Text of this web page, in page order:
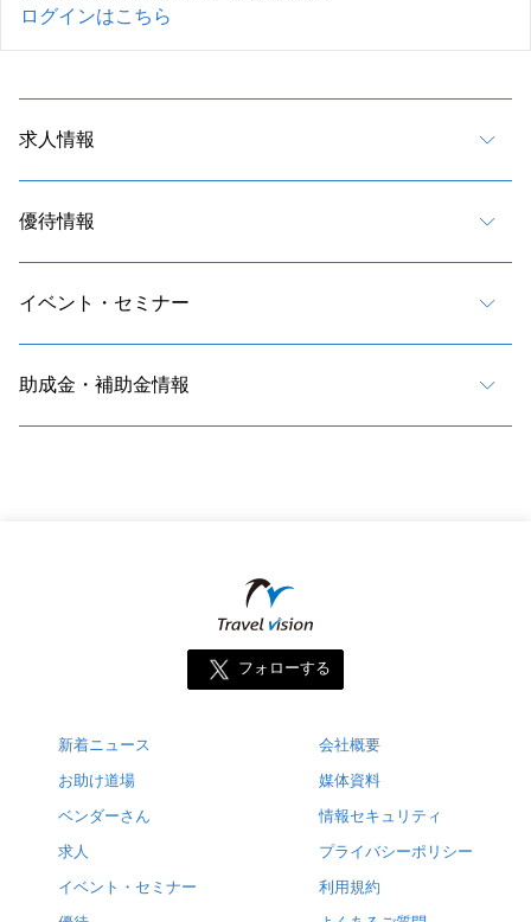
ログインはこちら
求人情報
優待情報
イベント・セミナー
助成金・補助金情報
フォローする
新着ニュース
お助け道場
ベンダーさん
求人
イベント・セミナー
会社概要
媒体資料
情報セキュリティ
プライバシーポリシー
利用規約